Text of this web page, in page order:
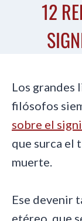
12
Los grandes
filósofos
sobre el
que surca el
muerte.
Ese devenir
etéreo, que